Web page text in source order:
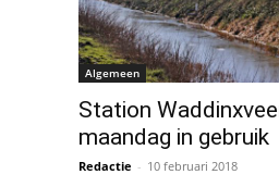
Algemeen
Station
maandag in gebruik
Redactie - 10 februari 2018